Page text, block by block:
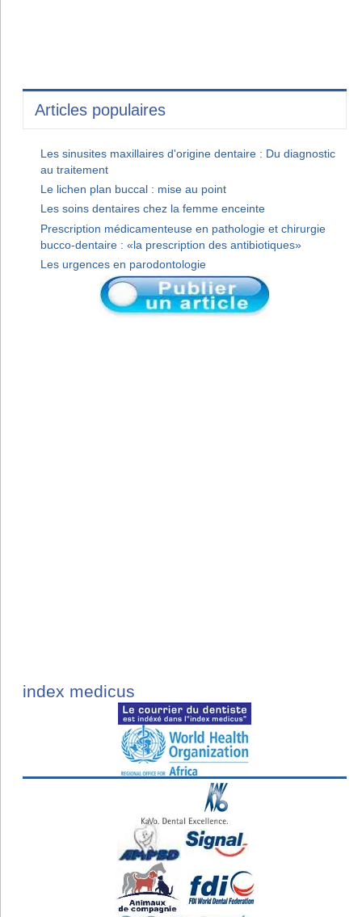
Articles populaires
Les sinusites maxillaires d'origine dentaire : Du diagnostic
au traitement
Le lichen plan buccal : mise au point
Les soins dentaires chez la femme enceinte
Prescription médicamenteuse en pathologie et chirurgie
bucco-dentaire : «la prescription des antibiotiques»
Les urgences en parodontologie
index medicus